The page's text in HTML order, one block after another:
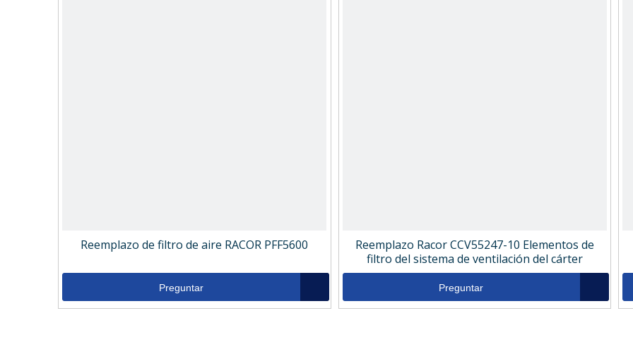
Reemplazo de filtro de aire RACOR PFF5600
Preguntar
Reemplazo Racor CCV55247-10 Elementos de
filtro del sistema de ventilación del cárter
Preguntar